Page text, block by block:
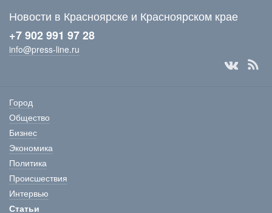
Новости в Красноярске и Красноярском крае
+7 902 991 97 28
info@press-line.ru
Город
Общество
Бизнес
Экономика
Политика
Происшествия
Интервью
Статьи